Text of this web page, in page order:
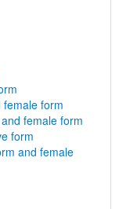
female form
female form
form
and female